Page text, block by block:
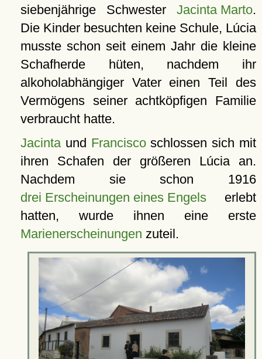
siebenjährige Schwester Jacinta Marto.
Die Kinder besuchten keine Schule, Lúcia
musste schon seit einem Jahr die kleine
Schafherde hüten, nachdem ihr
alkoholabhängiger Vater einen Teil des
Vermögens seiner achtköpfigen Familie
verbraucht hatte.
Jacintaund Franciscoschlossen sich mit
ihren Schafen der größeren Lúcia an.
Nachdem sie schon 1916
drei Erscheinungen eines Engelserlebt
hatten, wurde ihnen eine erste
Marienerscheinungen zuteil.